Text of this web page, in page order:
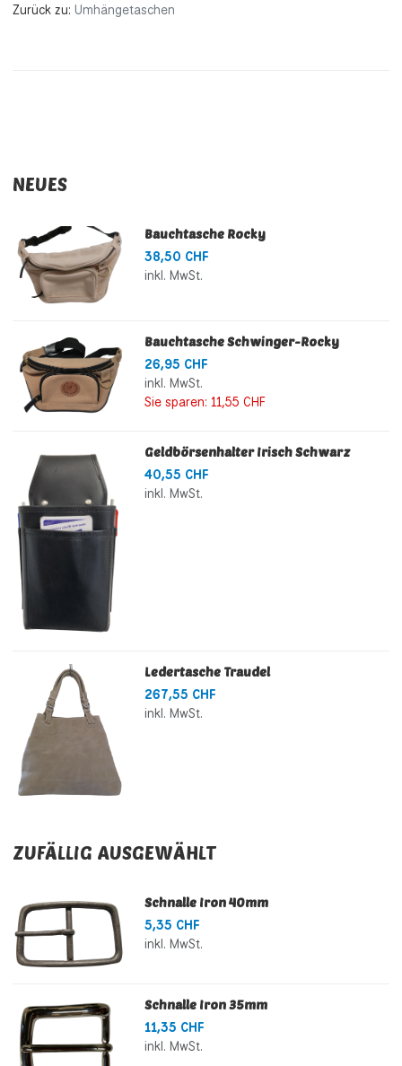
Zurück zu: Umhängetaschen
NEUES
Bauchtasche Rocky
38,50 CHF
inkl. MwSt.
Bauchtasche Schwinger-Rocky
26,95 CHF
inkl. MwSt.
Sie sparen: 11,55 CHF
Geldbörsenhalter Irisch Schwarz
40,55 CHF
inkl. MwSt.
Ledertasche Traudel
267,55 CHF
inkl. MwSt.
ZUFÄLLIG AUSGEWÄHLT
Schnalle Iron 40mm
5,35 CHF
inkl. MwSt.
Schnalle Iron 35mm
11,35 CHF
inkl. MwSt.